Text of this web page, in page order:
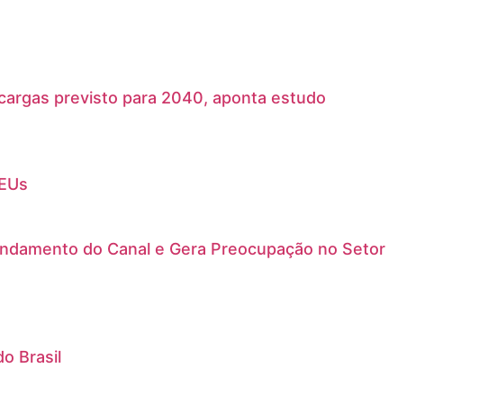
previsto para 2040, aponta estudo
do Canal e Gera Preocupação no Setor
Brasil